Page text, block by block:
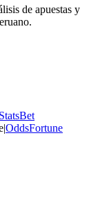
de apuestas y
StatsBet
|OddsFortune